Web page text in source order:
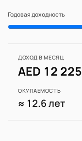
Годовая доходность
ДОХОД В МЕСЯЦ
AED 12 225
ОКУПАЕМОСТЬ
≈ 12.6 лет